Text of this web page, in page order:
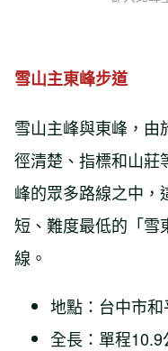
雪山主東峰步道
雪山主峰與東峰，由
徑清楚、指標和山莊
峰的眾多路線之中，
短、難度最低的「雪
線。
地點：台中市和
全長：單程10.9